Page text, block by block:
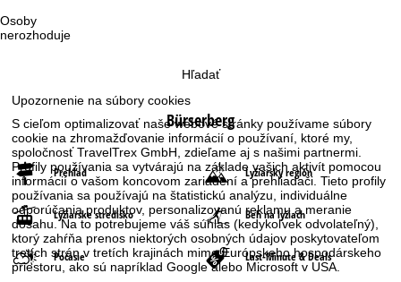
Upozornenie na súbory cookies
S cieľom optimalizovať naše webové stránky používame súbory
cookie na zhromažďovanie informácií o používaní, ktoré my,
spoločnosť TravelTrex GmbH, zdieľame aj s našimi partnermi.
Profily používania sa vytvárajú na základe vašich aktivít pomocou
informácií o vašom koncovom zariadení a prehliadači. Tieto profily
používania sa používajú na štatistickú analýzu, individuálne
odporúčania produktov, personalizovanú reklamu a meranie
dosahu. Na to potrebujeme váš súhlas (kedykoľvek odvolateľný),
ktorý zahŕňa prenos niektorých osobných údajov poskytovateľom
tretích strán v tretích krajinách mimo Európskeho hospodárskeho
priestoru, ako sú napríklad Google alebo Microsoft v USA.
Osoby
nerozhoduje
Hľadať
Bürserberg
Prehľad Lyžiarsky región
Lyžiarske stredisko Beh na lyžiach
Počasie Last-Minute & Deals